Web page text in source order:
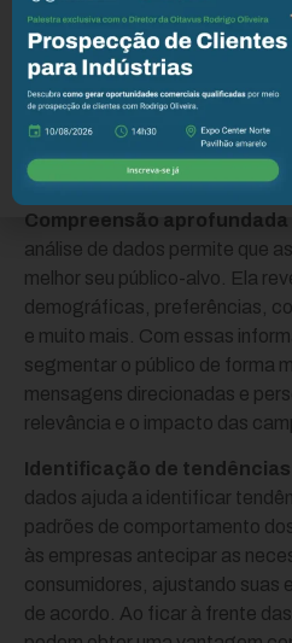
Data-Driven Marketing?
Tomada de decisão
as empresas podem tomar
fundamentadas em fatos
ou intuições. Isso reduz o risco
e aumenta a eficácia das
Compreensão
análise de dados permite que
melhor seu público-alvo. Ela
demográficas, preferências,
e muito mais. Com essas
segmentar o público de forma
mensagens direcionadas e
relevância e o impacto das
Identificação de
dados ajuda a identificar
padrões de comportamento
às empresas antecipar as
consumidores, ajustando suas
de acordo. Ao ficar à frente